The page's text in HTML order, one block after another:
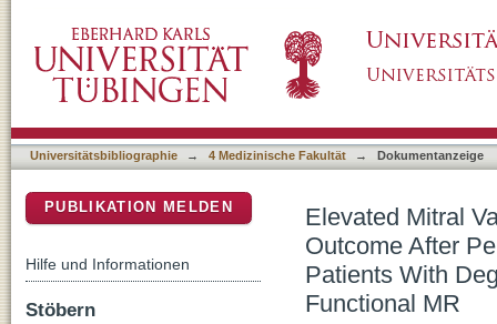
Edge-to-Edge Mitral Valve Repair in
in Functional MR
Universitätsbibliographie → 4 Medizinische Fakultät → Dokumentanzeige
Elevated Mitral
Outcome After
Patients With
Functional MR
PUBLIKATION MELDEN
Hilfe und Informationen
Stöbern